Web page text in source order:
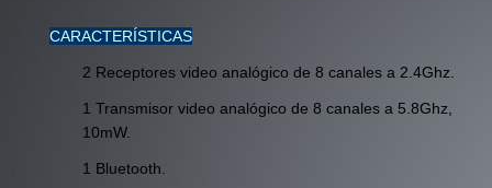
CARACTERÍSTICAS
2 Receptores video analógico de 8 canales a 2.4Ghz.
1 Transmisor video analógico de 8 canales a 5.8Ghz,
10mW.
1 Bluetooth.